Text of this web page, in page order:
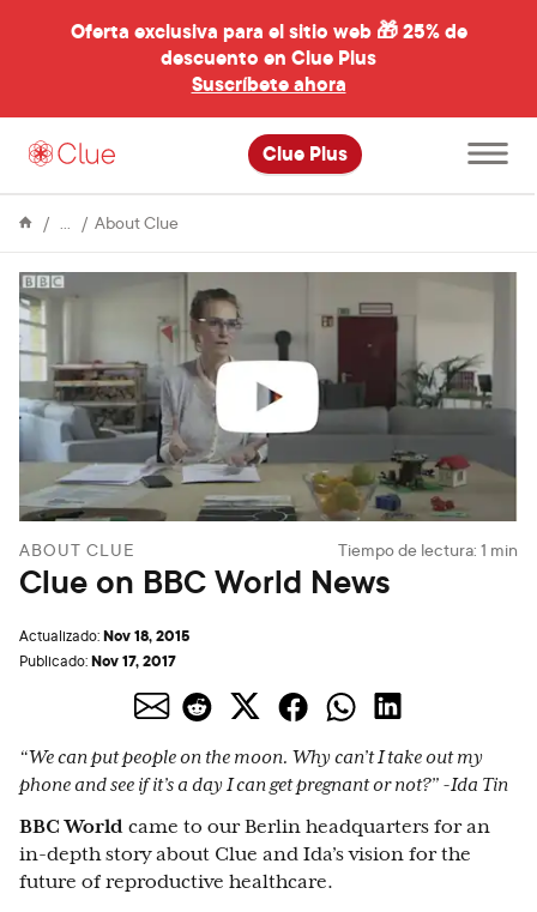
Oferta exclusiva para el sitio web 🎁25% de
descuento en Clue Plus
Suscríbete ahora
Clue Plus
Abre
el
menú
Enciclopedia
About ClueClue
World
News
ABOUT CLUE Tiempo de lectura: 1 min
Clue on BBC World News
Actualizado:Nov 18, 2015
Publicado:Nov 17, 2017
“We can put people on the moon. Why can’t I take out my
phone and see if it’s a day I can get pregnant or not?” -Ida Tin
BBC World came to our Berlin headquarters for an
in-depth story about Clue and Ida’s vision for the
future of reproductive healthcare.